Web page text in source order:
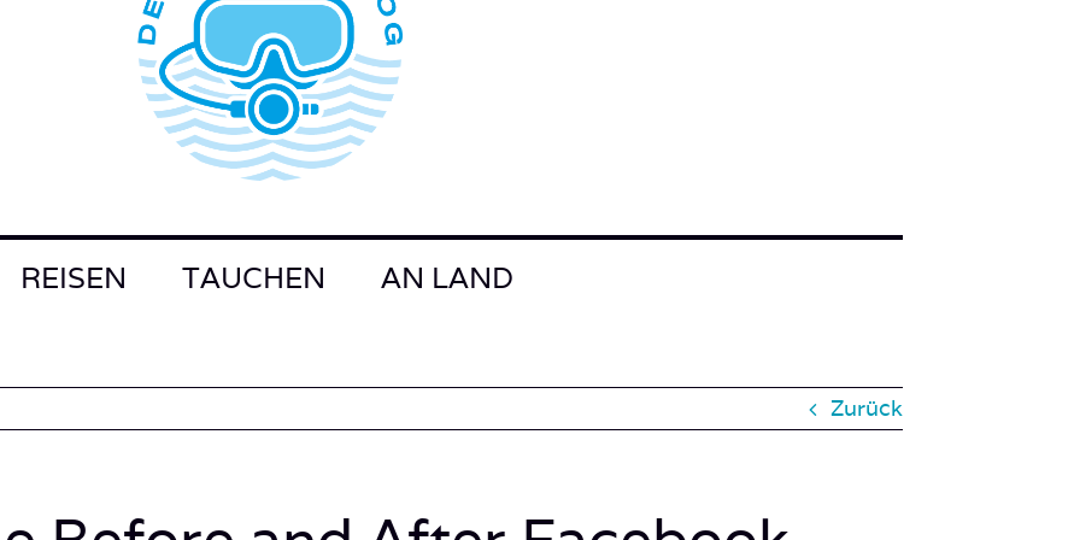
REISEN TAUCHEN AN LAND
Zurück